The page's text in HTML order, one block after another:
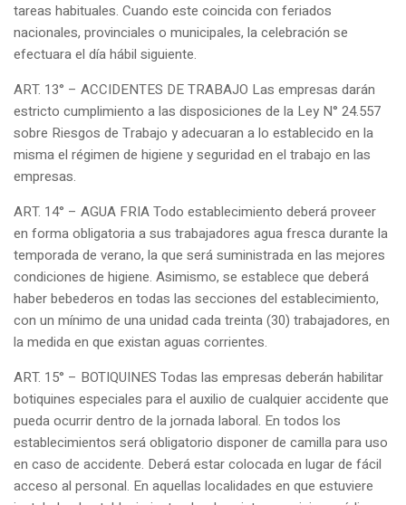
tareas habituales. Cuando este coincida con feriados
nacionales, provinciales o municipales, la celebración se
efectuara el día hábil siguiente.
ART. 13° – ACCIDENTES DE TRABAJO Las empresas darán
estricto cumplimiento a las disposiciones de la Ley N° 24.557
sobre Riesgos de Trabajo y adecuaran a lo establecido en la
misma el régimen de higiene y seguridad en el trabajo en las
empresas.
ART. 14° – AGUA FRIA Todo establecimiento deberá proveer
en forma obligatoria a sus trabajadores agua fresca durante la
temporada de verano, la que será suministrada en las mejores
condiciones de higiene. Asimismo, se establece que deberá
haber bebederos en todas las secciones del establecimiento,
con un mínimo de una unidad cada treinta (30) trabajadores, en
la medida en que existan aguas corrientes.
ART. 15° – BOTIQUINES Todas las empresas deberán habilitar
botiquines especiales para el auxilio de cualquier accidente que
pueda ocurrir dentro de la jornada laboral. En todos los
establecimientos será obligatorio disponer de camilla para uso
en caso de accidente. Deberá estar colocada en lugar de fácil
acceso al personal. En aquellas localidades en que estuviere